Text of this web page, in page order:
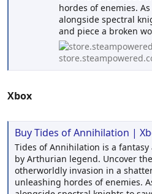
hordes of enemies.
alongside spectral
and piece a broken
Xbox
Buy Tides of Annihilation |
Tides of Annihilation is a
by Arthurian legend. Uncover
otherworldly invasion in a
unleashing hordes of enemies.